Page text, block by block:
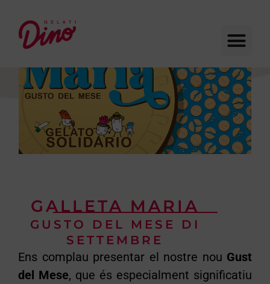
GALLETA MARIA
GUSTO DEL MESE DI
SETTEMBRE
Ens complau presentar el nostre nou Gust
del Mese, que és especialment significatiu